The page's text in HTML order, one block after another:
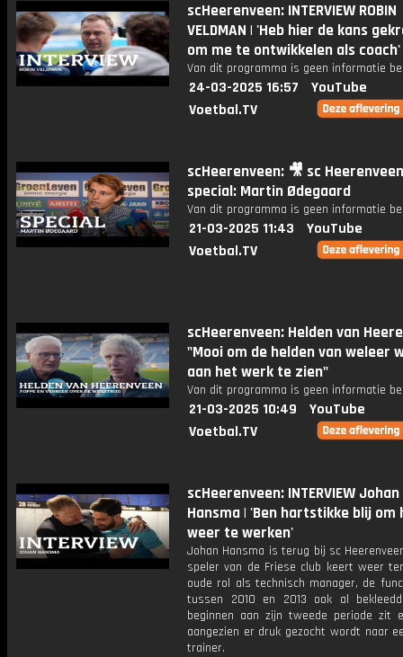
scHeerenveen: INTERVIEW ROBIN
VELDMAN | 'Heb hier de kans
om me te ontwikkelen als coach'
Van dit programma is geen informatie
24-03-2025 16:57
YouTube
Voetbal.TV
scHeerenveen: 🎥 sc Heerenveen
special: Martin Ødegaard
Van dit programma is geen informatie
21-03-2025 11:43
YouTube
Voetbal.TV
scHeerenveen: Helden van
"Mooi om de helden van weleer
aan het werk te zien"
Van dit programma is geen informatie
21-03-2025 10:49
YouTube
Voetbal.TV
scHeerenveen: INTERVIEW Johan
Hansma | 'Ben hartstikke blij om
weer te werken'
Johan Hansma is terug bij sc
speler van de Friese club keert weer
oude rol als technisch manager, de
tussen 2010 en 2013 ook al
beginnen aan zijn tweede periode zit
aangezien er druk gezocht wordt naar
trainer.